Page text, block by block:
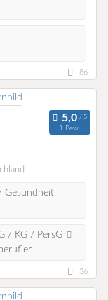
86
1 Bew.
Gesundheit
/ KG / PersG
36